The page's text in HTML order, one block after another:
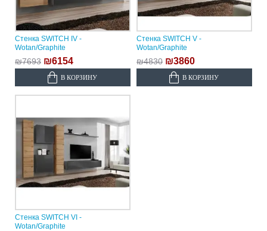
Стенка SWITCH IV -
Wotan/Graphite
₪7693 ₪6154
В КОРЗИНУ
Стенка SWITCH V -
Wotan/Graphite
₪4830 ₪3860
В КОРЗИНУ
Стенка SWITCH VI -
Wotan/Graphite